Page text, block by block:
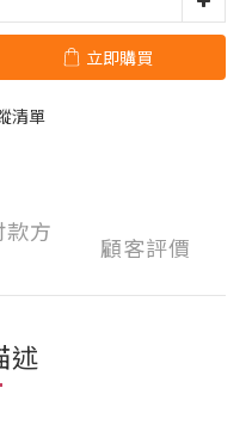
立即購買
清單
方
顧客評價
述